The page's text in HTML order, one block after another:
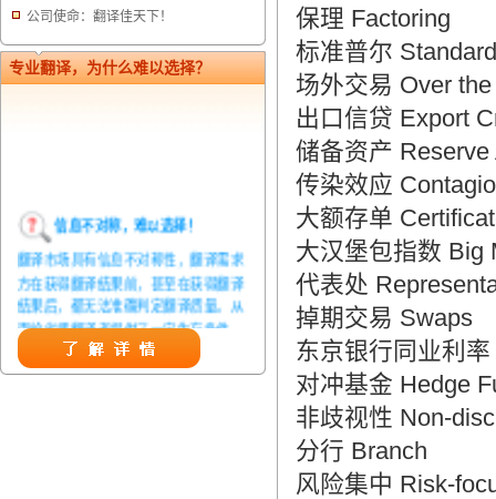
公司使命：翻译佳天下！
专业翻译，为什么难以选择？
信息不对称，难以选择！
翻译市场具有信息不对称性，翻译需求
方在获得翻译结果前，甚至在获得翻译
结果后，都无法准确判定翻译质量。从
而给劣质翻译者提供了一定生存条件，
造成翻译市场鱼龙混杂，难以选择。
翻译家，值得信赖！
保理 Factoring
标准普尔
场外交易 Over
出口信贷 Export
储备资产 Reserve
传染效应
大额存单
大汉堡包指数 Big
代表处
掉期交易 Swaps
东京银行同业利
对冲基金 Hedge
非歧视性 Non-
分行 Branch
风险集中 Risk-